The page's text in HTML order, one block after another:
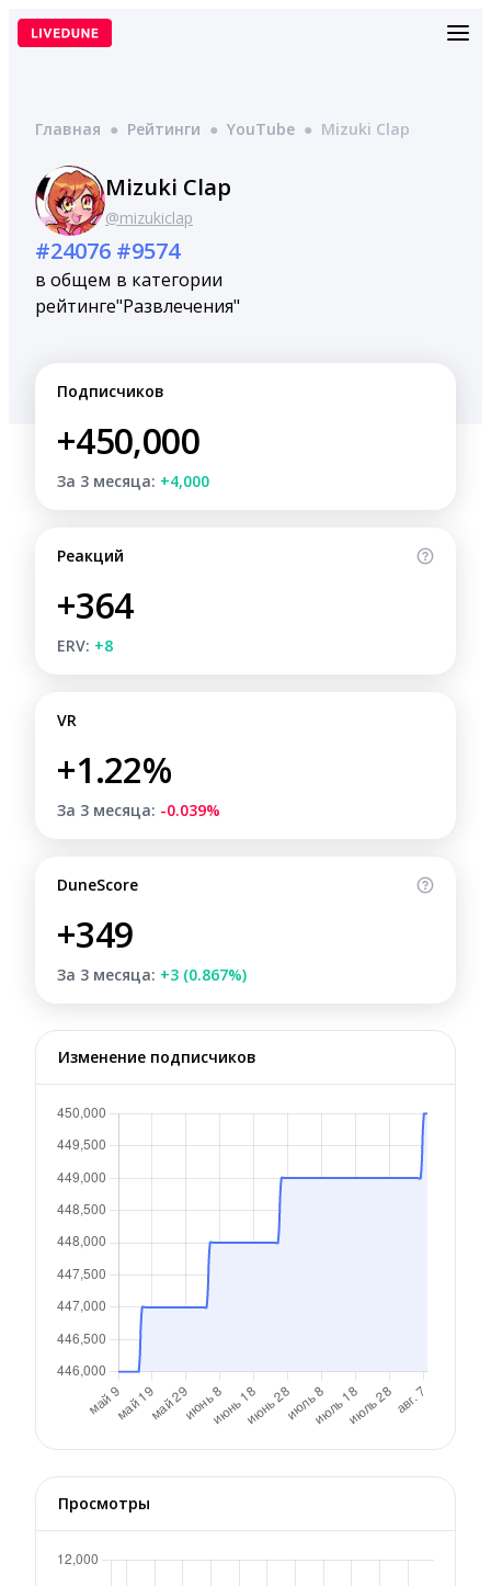
Перейти
Главная ● Рейтинги ● YouTube ● Mizuki Clap
Mizuki Clap
@mizukiclap
#24076
в общем
рейтинге
#9574
в категории
"Развлечения"
Подписчиков
+450,000
За 3 месяца: +4,000
Реакций
+364
ERV: +8
VR
+1.22%
За 3 месяца: -0.039%
DuneScore
+349
За 3 месяца: +3 (0.867%)
Изменение подписчиков
Просмотры